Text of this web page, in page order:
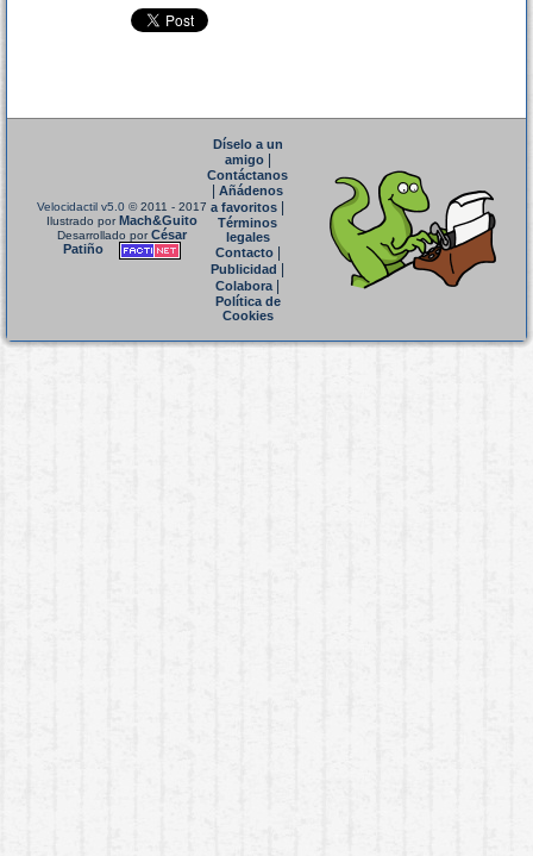
Velocidactil v5.0 © 2011 - 2017
Ilustrado porMach&Guito
Desarrollado porCésar
Patiño
Díselo a un
amigo|
Contáctanos
Añádenos
a favoritos
Términos
legales
Contacto|
Publicidad
Colabora|
Política de
Cookies